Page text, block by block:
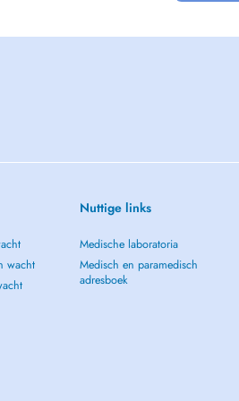
priorité et sans RDV.
le +33677975165
wacht
Nuttige links
Medische laboratoria
Medisch en paramedisch
adresboek